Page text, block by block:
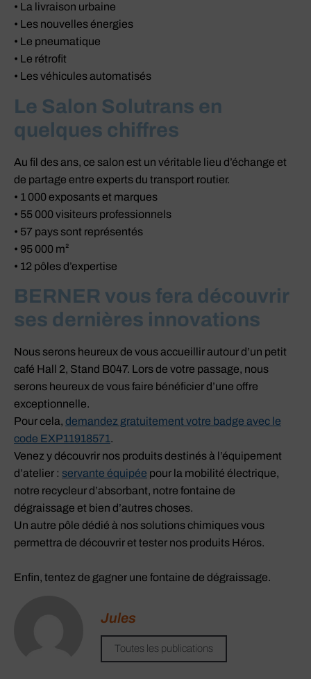
• La livraison urbaine
• Les nouvelles énergies
• Le pneumatique
• Le rétrofit
• Les véhicules automatisés
Le Salon Solutrans en
quelques chiffres
Au fil des ans, ce salon est un véritable lieu d’échange et
de partage entre experts du transport routier.
• 1 000 exposants et marques
• 55 000 visiteurs professionnels
• 57 pays sont représentés
• 95 000 m²
• 12 pôles d’expertise
BERNER vous fera découvrir
ses dernières innovations
Nous serons heureux de vous accueillir autour d’un petit
café Hall 2, Stand B047. Lors de votre passage, nous
serons heureux de vous faire bénéficier d’une offre
exceptionnelle.
Pour cela, demandez gratuitement votre badge avec le
code EXP11918571.
Venez y découvrir nos produits destinés à l’équipement
d’atelier : servante équipée pour la mobilité électrique,
notre recycleur d’absorbant, notre fontaine de
dégraissage et bien d’autres choses.
Un autre pôle dédié à nos solutions chimiques vous
permettra de découvrir et tester nos produits Héros.
Enfin, tentez de gagner une fontaine de dégraissage.
Jules
Toutes les publications